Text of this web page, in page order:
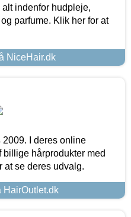
indenfor hudpleje,
parfume. Klik her for at
NiceHair.dk
2009. I deres online
hårprodukter med
at se deres udvalg.
HairOutlet.dk